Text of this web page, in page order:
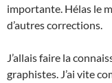
importante. Hélas le
d’autres corrections.
J’allais faire la
graphistes. J’ai vite